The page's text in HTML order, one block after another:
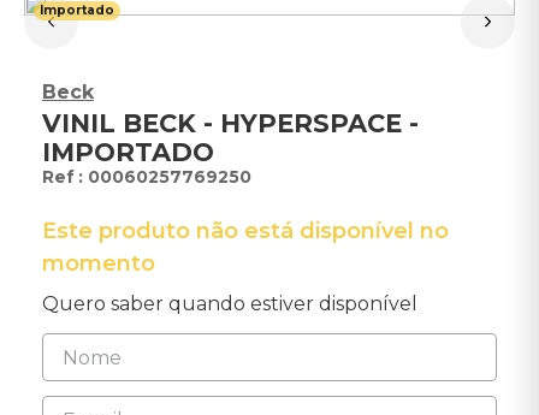
Importado
Beck
VINIL BECK - HYPERSPACE -
IMPORTADO
: 00060257769250
Este produto não está disponível no
momento
Quero saber quando estiver disponível